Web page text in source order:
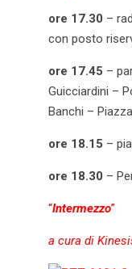
ore 17.30 –
con posto
ore 17.45 –
Guicciardini –
Banchi –
ore 18.15 –
ore 18.30 –
“Intermezzo”
a cura di